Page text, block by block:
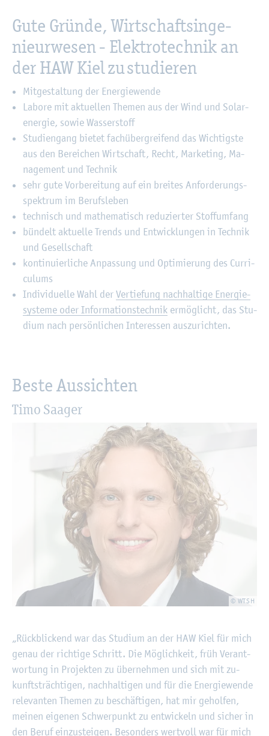
Gute Grün­de, Wirt­schafts­in­ge­
nieur­we­sen - Elek­tro­tech­nik an
der HAW Kiel zu stu­die­ren
Mit­ge­stal­tung der En­er­gie­wen­de
La­bo­re mit ak­tu­el­len The­men aus der Wind und So­lar­
ener­gie, sowie Was­ser­stoff
Stu­di­en­gang bie­tet fach­über­grei­fend das Wich­tigs­te
aus den Be­rei­chen Wirt­schaft, Recht, Mar­ke­ting, Ma­
nage­ment und Tech­nik
sehr gute Vor­be­rei­tung auf ein brei­tes An­for­de­rungs­
spek­trum im Be­rufs­le­ben
tech­nisch und ma­the­ma­tisch re­du­zier­ter Stoff­um­fang
bün­delt ak­tu­el­le Trends und Ent­wick­lun­gen in Tech­nik
und Ge­sell­schaft
kon­ti­nu­ier­li­che An­pas­sung und Op­ti­mie­rung des Cur­ri­
cu­lums
In­di­vi­du­el­le Wahl der Ver­tie­fung nach­hal­ti­ge En­er­gie­
sys­te­me oder In­for­ma­ti­ons­tech­niker­mög­licht, das Stu­
di­um nach per­sön­li­chen In­ter­es­sen aus­zu­rich­ten.
Beste Aus­sich­ten
Timo Saa­ger
© WTSH
„Rück­bli­ckend war das Stu­di­um an der HAW Kiel für mich
genau der rich­ti­ge Schritt. Die Mög­lich­keit, früh Ver­ant­
wor­tung in Pro­jek­ten zu über­neh­men und sich mit zu­
kunfts­träch­ti­gen, nach­hal­ti­gen und für die En­er­gie­wen­de
re­le­van­ten The­men zu be­schäf­ti­gen, hat mir ge­hol­fen,
mei­nen ei­ge­nen Schwer­punkt zu ent­wi­ckeln und si­cher in
den Beruf ein­zu­stei­gen. Be­son­ders wert­voll war für mich